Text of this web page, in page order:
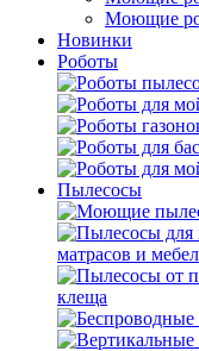
Моющие
Новинки
Роботы
Пылесосы
матрасов и
клеща